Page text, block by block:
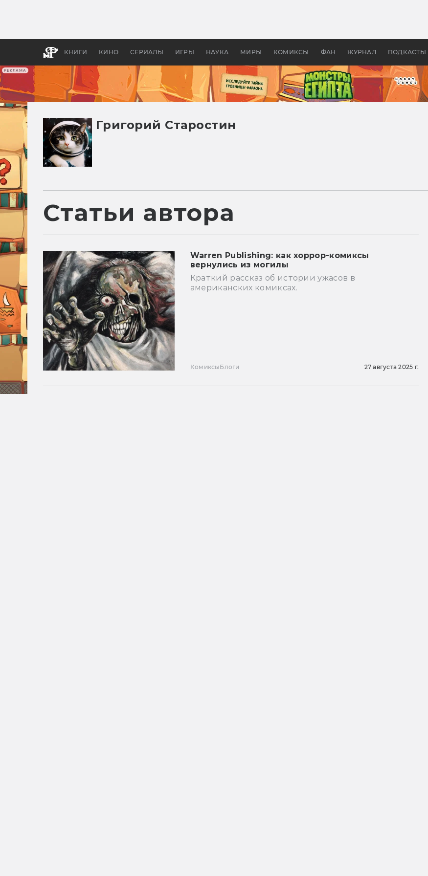
РЕКЛАМА
КНИГИ КИНО СЕРИАЛЫ ИГРЫ НАУКА МИРЫ КОМИКСЫ ФАН ЖУРНАЛ ПОДКАСТЫ
апокалипсис, в России —
бы «Властелина колец»
Григорий Старостин
Статьи автора
Warren Publishing: как хоррор-комиксы
вернулись из могилы
Краткий рассказ об истории ужасов в
американских комиксах.
КомиксыБлоги 27 августа 2025 г.